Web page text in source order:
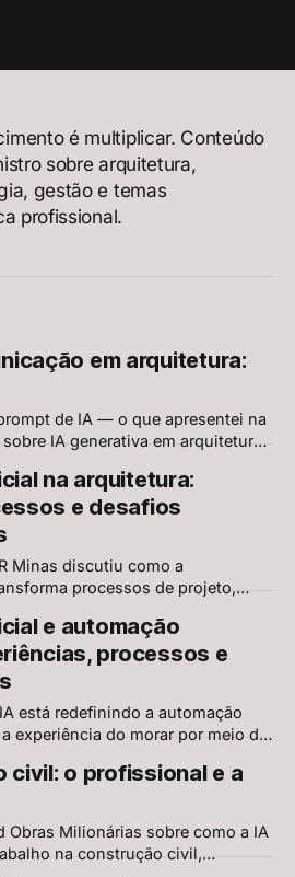
é multiplicar. Conteúdo
sobre arquitetura,
gestão e temas
profissional.
em arquitetura:
de IA — o que apresentei na
IA generativa em arquitetura,
na arquitetura:
e desafios
Minas discutiu como a
processos de projeto,
desafios e tendências
e automação
processos e
está redefinindo a automação
experiência do morar por meio de
no evento Cook
a Elettromec.
civil: o profissional e a
Obras Milionárias sobre como a IA
na construção civil,